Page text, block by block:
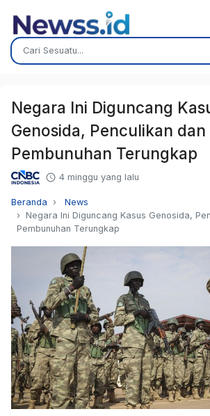
Negara Ini Diguncang
Genosida, Penculikan dan
Pembunuhan Terungkap
4 minggu yang lalu
Beranda
News
Negara Ini Diguncang Kasus Genosida,
Pembunuhan Terungkap